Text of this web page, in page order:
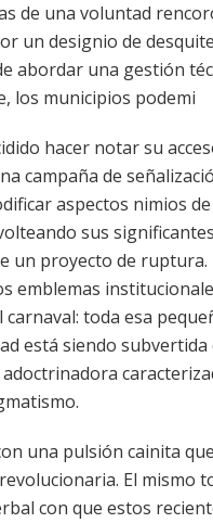
de una voluntad
un designio de
abordar una gestión
los municipios podemi
hacer notar su
campaña de
aspectos nimios de
sus
un proyecto de
emblemas
carnaval: toda esa
está siendo subvertida
una pulsión cainita
El mismo
con que estos